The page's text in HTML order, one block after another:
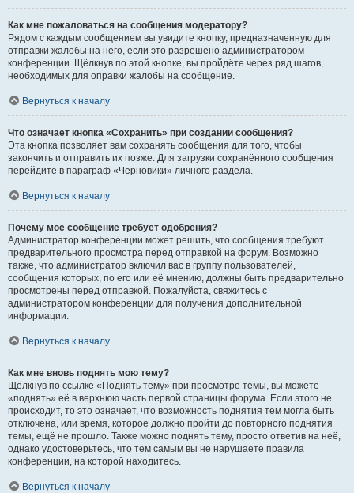
Как мне пожаловаться на сообщения модератору?
Рядом с каждым сообщением вы увидите кнопку, предназначенную для
отправки жалобы на него, если это разрешено администратором
конференции. Щёлкнув по этой кнопке, вы пройдёте через ряд шагов,
необходимых для оправки жалобы на сообщение.
Вернуться к началу
Что означает кнопка «Сохранить» при создании сообщения?
Эта кнопка позволяет вам сохранять сообщения для того, чтобы
закончить и отправить их позже. Для загрузки сохранённого сообщения
перейдите в параграф «Черновики» личного раздела.
Вернуться к началу
Почему моё сообщение требует одобрения?
Администратор конференции может решить, что сообщения требуют
предварительного просмотра перед отправкой на форум. Возможно
также, что администратор включил вас в группу пользователей,
сообщения которых, по его или её мнению, должны быть предварительно
просмотрены перед отправкой. Пожалуйста, свяжитесь с
администратором конференции для получения дополнительной
информации.
Вернуться к началу
Как мне вновь поднять мою тему?
Щёлкнув по ссылке «Поднять тему» при просмотре темы, вы можете
«поднять» её в верхнюю часть первой страницы форума. Если этого не
происходит, то это означает, что возможность поднятия тем могла быть
отключена, или время, которое должно пройти до повторного поднятия
темы, ещё не прошло. Также можно поднять тему, просто ответив на неё,
однако удостоверьтесь, что тем самым вы не нарушаете правила
конференции, на которой находитесь.
Вернуться к началу